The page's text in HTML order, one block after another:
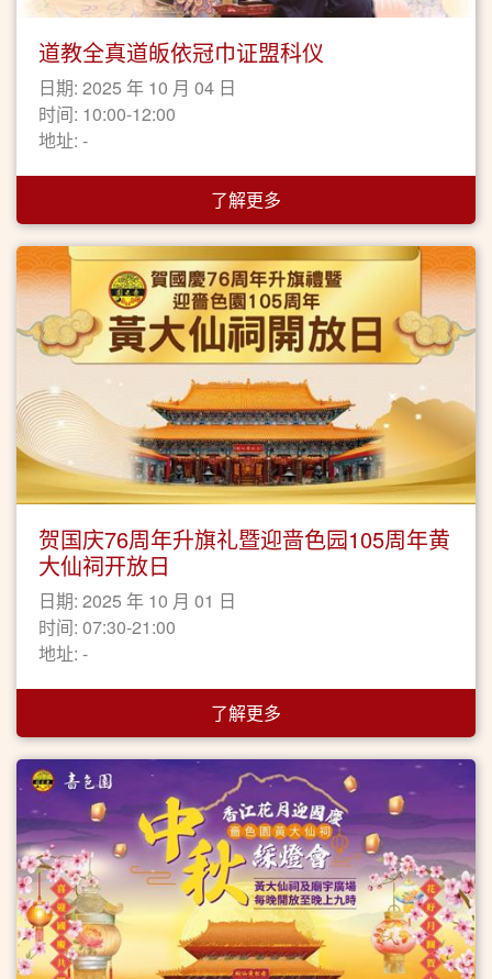
道教全真道皈依冠巾证盟科仪
日期: 2025 年 10 月 04 日
时间: 10:00-12:00
地址: -
了解更多
贺国庆76周年升旗礼暨迎啬色园105周年黄
大仙祠开放日
日期: 2025 年 10 月 01 日
时间: 07:30-21:00
地址: -
了解更多